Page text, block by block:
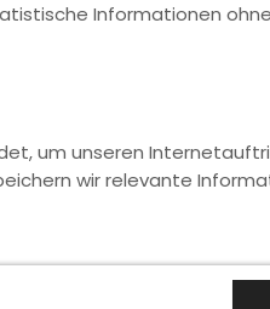
Informationen
um unseren
wir relevante